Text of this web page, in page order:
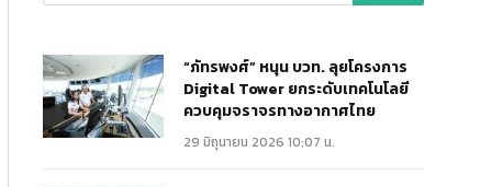
“ภัทรพงศ์” หนุน บวท. ลุยโครงการ
Digital Tower ยกระดับเทคโนโลยี
ควบคุมจราจรทางอากาศไทย
29 มิถุนายน 2026 10:07 น.